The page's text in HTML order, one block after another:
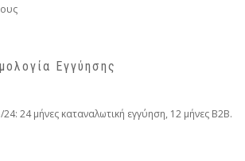
Εγγύησης
24 μήνες καταναλωτική εγγύηση, 12 μήνες B2B.